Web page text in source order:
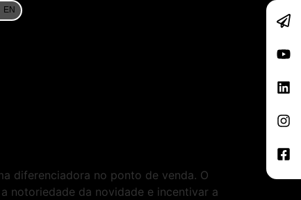
EN
diferenciadora no ponto de venda. O
notoriedade da novidade e incentivar a